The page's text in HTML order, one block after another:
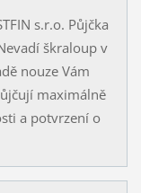
s.r.o. Půjčka
škraloup v
nouze Vám
maximálně
a potvrzení o